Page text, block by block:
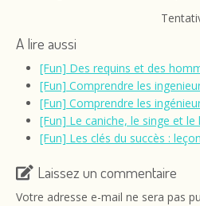
A lire aussi
[Fun] Des requins et des
[Fun] Comprendre les
[Fun] Comprendre les
[Fun] Le caniche, le singe et le
[Fun] Les clés du succès :
Laissez un commentaire
Votre adresse e-mail ne sera pas